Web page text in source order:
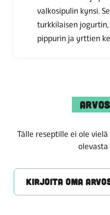
valkosipulin kynsi.
turkkilaisen
pippurin ja yrttien
Tälle reseptille ei ole
KIRJOITA OMA